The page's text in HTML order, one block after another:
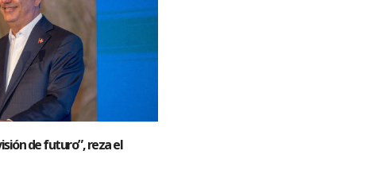
de futuro”, reza el